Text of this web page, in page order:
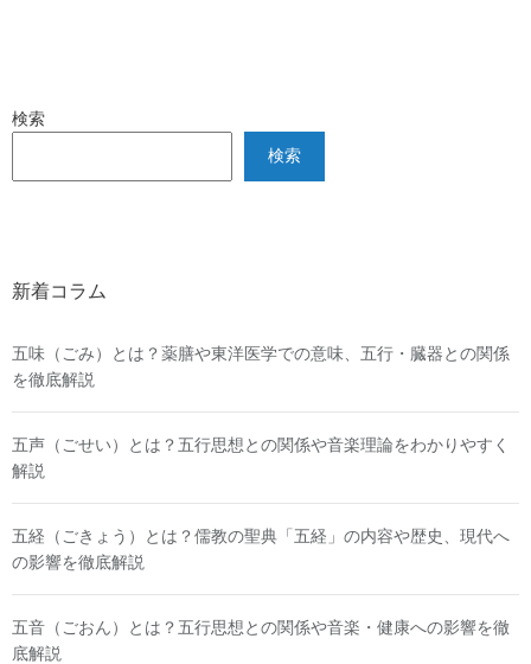
検索
検索
新着コラム
五味（ごみ）とは？薬膳や東洋医学での意味、五行・臓器との関係
を徹底解説
五声（ごせい）とは？五行思想との関係や音楽理論をわかりやすく
解説
五経（ごきょう）とは？儒教の聖典「五経」の内容や歴史、現代へ
の影響を徹底解説
五音（ごおん）とは？五行思想との関係や音楽・健康への影響を徹
底解説